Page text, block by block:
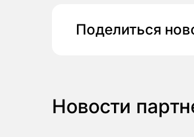
Поделиться
Новости